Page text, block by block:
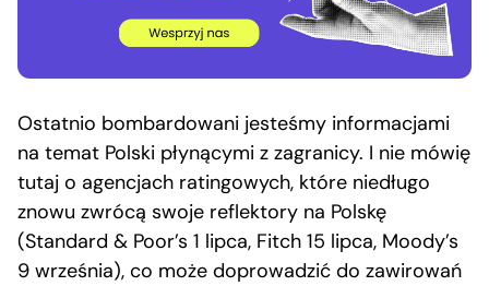
Ostatnio bombardowani jesteśmy informacjami
na temat Polski płynącymi z zagranicy. I nie mówię
tutaj o agencjach ratingowych, które niedługo
znowu zwrócą swoje reflektory na Polskę
(Standard & Poor’s 1 lipca, Fitch 15 lipca, Moody’s
9 września), co może doprowadzić do zawirowań